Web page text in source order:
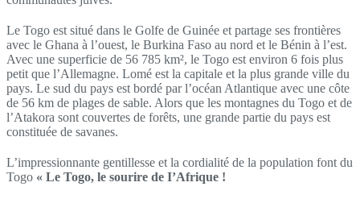
Le Togo est situé dans le Golfe de Guinée et partage ses frontières
avec le Ghana à l’ouest, le Burkina Faso au nord et le Bénin à l’est.
Avec une superficie de 56 785 km², le Togo est environ 6 fois plus
petit que l’Allemagne. Lomé est la capitale et la plus grande ville du
pays. Le sud du pays est bordé par l’océan Atlantique avec une côte
de 56 km de plages de sable. Alors que les montagnes du Togo et de
l’Atakora sont couvertes de forêts, une grande partie du pays est
constituée de savanes.
L’impressionnante gentillesse et la cordialité de la population font du
Togo « Le Togo, le sourire de I’Afrique !